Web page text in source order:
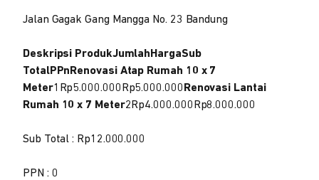
Jalan Gagak Gang Mangga No. 23 Bandung
Deskripsi ProdukJumlahHargaSub
TotalPPnRenovasi Atap Rumah 10 x 7
Meter1Rp5.000.000Rp5.000.000 Renovasi Lantai
Rumah 10 x 7 Meter2Rp4.000.000Rp8.000.000
Sub Total : Rp12.000.000
PPN : 0